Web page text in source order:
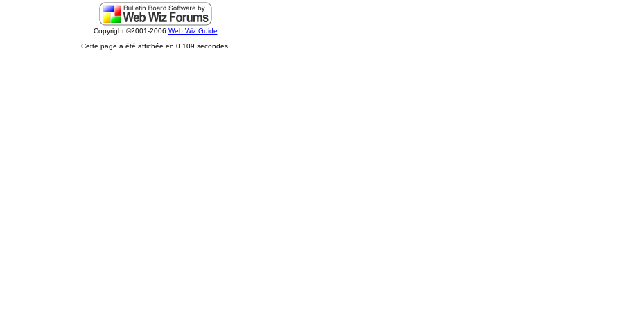
Copyright ©2001-2006 Web Wiz Guide
Cette page a été affichée en 0.109 secondes.